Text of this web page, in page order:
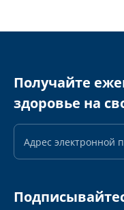
Получайте
здоровье на
Адрес
почты